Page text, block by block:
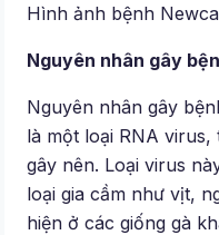
Hình ảnh bệnh
Nguyên nhân gây
Nguyên nhân gây
là một loại RNA
gây nên. Loại virus
loại gia cầm như vịt,
hiện ở các giống gà